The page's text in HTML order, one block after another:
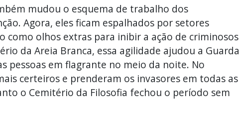
mudou o esquema de trabalho dos
Agora, eles ficam espalhados por setores
como olhos extras para inibir a ação de criminosos
da Areia Branca, essa agilidade ajudou a Guarda
pessoas em flagrante no meio da noite. No
certeiros e prenderam os invasores em todas as
o Cemitério da Filosofia fechou o período sem